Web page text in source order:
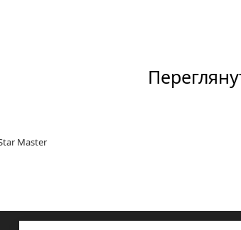
Master